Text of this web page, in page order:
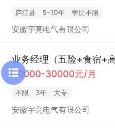
庐江县 5-10年 学历不限
安徽宇亮电气有限公司
业务经理（五险+食宿+高
20000-30000元/月
不限 3年 大专
安徽宇亮电气有限公司